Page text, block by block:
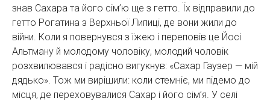
знав Сахара та його сім’ю ще з гетто. Їх відправили до
гетто Рогатина з Верхньої Липиці, де вони жили до
війни. Коли я повернувся з їжею і переповів це Йосі
Альтману й молодому чоловіку, молодий чоловік
розхвилювався і радісно вигукнув: «Сахар Гаузер — мій
дядько». Тож ми вирішили: коли стемніє, ми підемо до
місця, де переховувалися Сахар і його сім’я. У селі